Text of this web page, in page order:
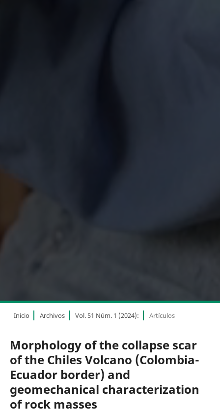
Inicio Archivos Vol. 51 Núm. 1 (2024): Artículos
Morphology of the collapse scar
of the Chiles Volcano (Colombia-
Ecuador border) and
geomechanical characterization
of rock masses